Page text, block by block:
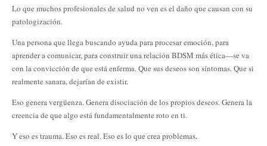
Lo que muchos profesionales de salud no ven es el daño que causan con su
patologización.
Una persona que llega buscando ayuda para procesar emoción, para
aprender a comunicar, para construir una relación BDSM más ética—se va
con la convicción de que está enferma. Que sus deseos son síntomas. Que si
realmente sanara, dejarían de existir.
Eso genera vergüenza. Genera disociación de los propios deseos. Genera la
creencia de que algo está fundamentalmente roto en ti.
Y eso es trauma. Eso es real. Eso es lo que crea problemas.